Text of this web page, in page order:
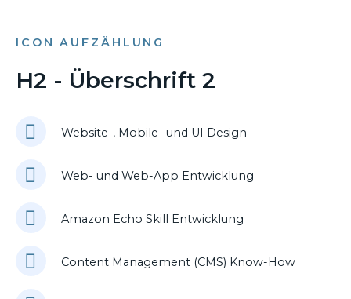
ICON AUFZÄHLUNG
H2 - Überschrift 2
Website-, Mobile- und UI Design
Web- und Web-App Entwicklung
Amazon Echo Skill Entwicklung
Content Management (CMS) Know-How